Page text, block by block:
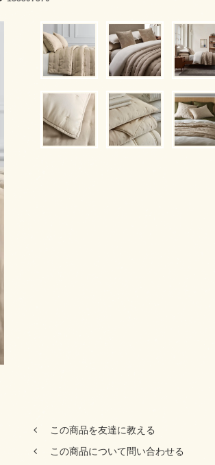
この商品を友達に教える
この商品について問い合わせる